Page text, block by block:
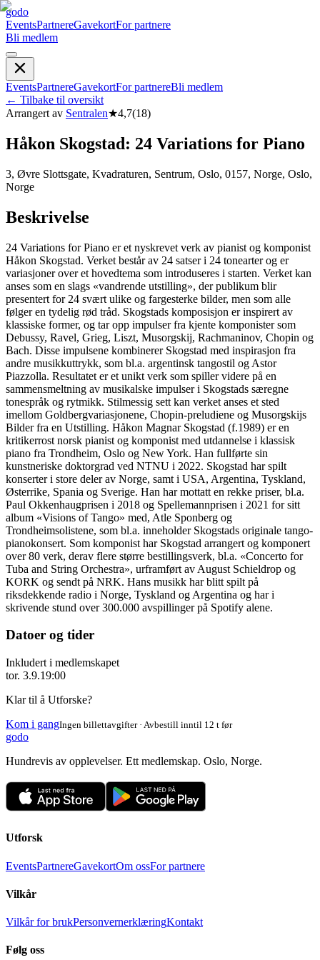
godo
EventsPartnereGavekortFor partnere
Bli medlem
EventsPartnereGavekortFor partnereBli medlem
← Tilbake til oversikt
Arrangert av Sentralen★4,7(18)
Håkon Skogstad: 24 Variations for Piano
3, Øvre Slottsgate, Kvadraturen, Sentrum, Oslo, 0157, Norge, Oslo,
Norge
Beskrivelse
24 Variations for Piano er et nyskrevet verk av pianist og komponist
Håkon Skogstad. Verket består av 24 satser i 24 tonearter og er
variasjoner over et hovedtema som introduseres i starten. Verket kan
anses som en slags «vandrende utstilling», der publikum blir
presentert for 24 svært ulike og fargesterke bilder, men som alle
følger en tydelig rød tråd. Skogstads komposisjon er inspirert av
klassiske former, og tar opp impulser fra kjente komponister som
Debussy, Ravel, Grieg, Liszt, Musorgskij, Rachmaninov, Chopin og
Bach. Disse impulsene kombinerer Skogstad med inspirasjon fra
andre musikkuttrykk, som bl.a. argentinsk tangostil og Astor
Piazzolla. Resultatet er et unikt verk som spiller videre på en
sammensmeltning av musikalske impulser i Skogstads særegne
tonespråk og rytmikk. Stilmessig sett kan verket anses et sted
imellom Goldbergvariasjonene, Chopin-preludiene og Musorgskijs
Bilder fra en Utstilling. Håkon Magnar Skogstad (f.1989) er en
kritikerrost norsk pianist og komponist med utdannelse i klassisk
piano fra Trondheim, Oslo og New York. Han fullførte sin
kunstneriske doktorgrad ved NTNU i 2022. Skogstad har spilt
konserter i store deler av Norge, samt i USA, Argentina, Tyskland,
Østerrike, Spania og Sverige. Han har mottatt en rekke priser, bl.a.
Paul Okkenhaugprisen i 2018 og Spellemannprisen i 2021 for sitt
album «Visions of Tango» med, Atle Sponberg og
Trondheimsolistene, som bl.a. inneholder Skogstads originale tango-
pianokonsert. Som komponist har Skogstad arrangert og komponert
over 80 verk, derav flere større bestillingsverk, bl.a. «Concerto for
Tuba and String Orchestra», urframført av August Schieldrop og
KORK og sendt på NRK. Hans musikk har blitt spilt på
riksdekkende radio i Norge, Tyskland og Argentina og har i
skrivende stund over 300.000 avspillinger på Spotify alene.
Datoer og tider
Inkludert i medlemskapet
tor. 3.9.19:00
Klar til å Utforske?
Kom i gangIngen billettavgifter · Avbestill inntil 12 t før
godo
Hundrevis av opplevelser. Ett medlemskap. Oslo, Norge.
Utforsk
EventsPartnereGavekortOm ossFor partnere
Vilkår
Vilkår for brukPersonvernerklæringKontakt
Følg oss